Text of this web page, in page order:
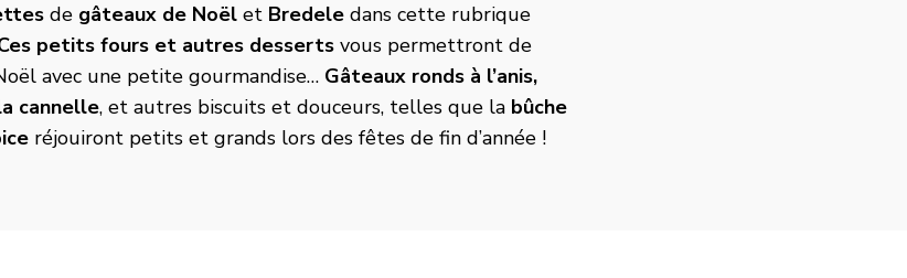
de gâteaux de Noëlet Bredeledans cette rubrique
petits fours et autres desserts vous permettront de
avec une petite gourmandise… Gâteaux ronds à l’anis,
cannelle, et autres biscuits et douceurs, telles que la bûche
réjouiront petits et grands lors des fêtes de fin d’année !